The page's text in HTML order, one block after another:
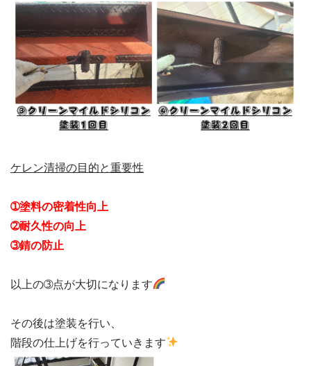
リフォームQ&A
お電話でお気軽にお問い合わせください
082-291-9400
営業時間10：00～18：00（日祝除く）
お見積もりは無料です
まずはメールでご相談
ケレン清掃の目的と重要性
➀塗料の密着性向上
➁耐久性の向上
➂錆の防止
以上の➂点が大切になります
その後は塗装を行い、
階段の仕上げを行っていきます